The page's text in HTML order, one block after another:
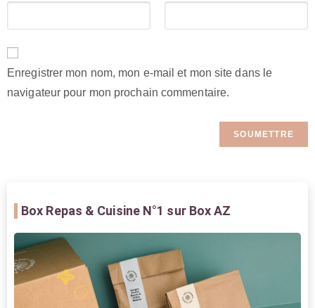
Enregistrer mon nom, mon e-mail et mon site dans le
navigateur pour mon prochain commentaire.
Box Repas & CuisineN°1 sur Box AZ